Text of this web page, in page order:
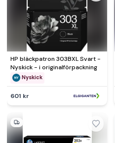
HP bläckpatron 303BXL Svart -
Nyskick - i originalförpackning
Nyskick
601 kr